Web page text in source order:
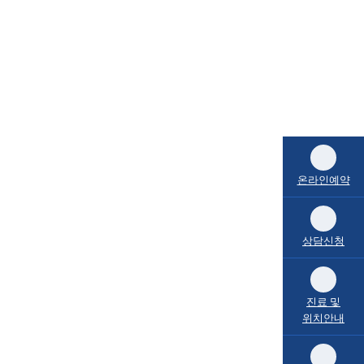
온라인예약
상담신청
진료 및
위치안내